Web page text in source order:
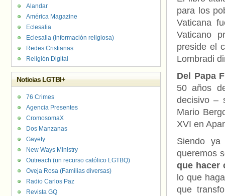
para los
Vaticana
Vaticano
preside el
Lombradi
Del Papa
50 años
decisivo –
Mario
XVI en
Siendo
queremos
que hacer
lo que
que
Alandar
América Magazine
Eclesalia
Eclesalia (información religiosa)
Redes Cristianas
Religión Digital
Noticias LGTBI+
76 Crimes
Agencia Presentes
CromosomaX
Dos Manzanas
Gayety
New Ways Ministry
Outreach (un recurso católico LGTBQ)
Oveja Rosa (Familias diversas)
Radio Carlos Paz
Revista GQ